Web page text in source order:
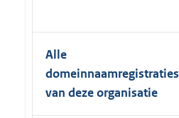
Alle
domeinnaamregistraties
van deze organisatie